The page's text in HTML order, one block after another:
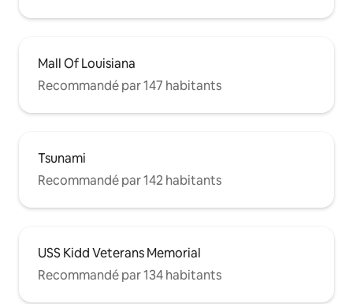
Mall Of Louisiana
Recommandé par 147 habitants
Tsunami
Recommandé par 142 habitants
USS Kidd Veterans Memorial
Recommandé par 134 habitants